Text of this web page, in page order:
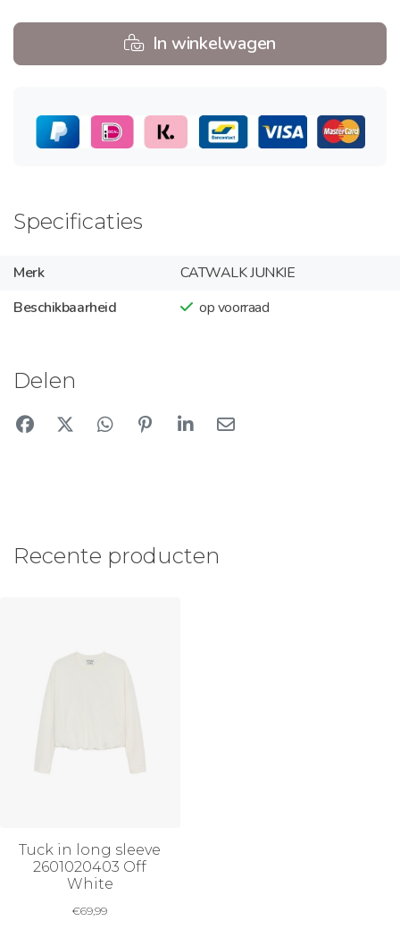
In winkelwagen
Specificaties
Merk
CATWALK JUNKIE
Beschikbaarheid
op voorraad
Delen
Recente producten
Tuck in long sleeve
2601020403 Off
White
€69,99